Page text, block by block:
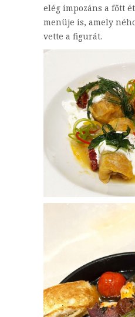
elég impozáns a főtt
menüje is, amely
vette a figurát.